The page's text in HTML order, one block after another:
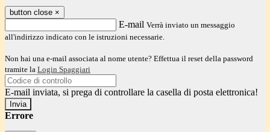
button close ×
E-mail Verrà inviato un messaggio
all'indirizzo indicato con le istruzioni necessarie.
Non hai una e-mail associata al nome utente? Effettua il reset della password
tramite la Login Spaggiari
E-mail inviata, si prega di controllare la casella di posta elettronica!
Errore